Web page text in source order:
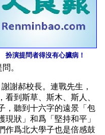
扮演提問者得沒有心臟病！
。
謝郝校長。連戰先生，
到斯草、斯木、斯人、
，聽到十六字的遠景「包
狀」和爲「堅持和平」
作爲北大學子也是倍感鼓